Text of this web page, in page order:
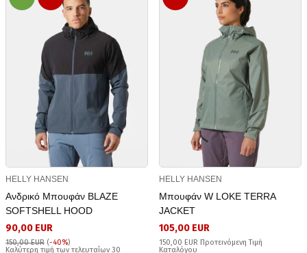
HELLY HANSEN
Ανδρικό Μπουφάν BLAZE
SOFTSHELL HOOD
90,00 EUR
150,00 EUR (-40%)
Καλύτερη τιμή των τελευταίων 30
HELLY HANSEN
Μπουφάν W LOKE TERRA
JACKET
105,00 EUR
150,00 EUR Προτεινόμενη Τιμή
Καταλόγου